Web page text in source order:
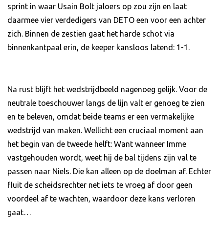
sprint in waar Usain Bolt jaloers op zou zijn en laat
daarmee vier verdedigers van DETO een voor een achter
zich. Binnen de zestien gaat het harde schot via
binnenkantpaal erin, de keeper kansloos latend: 1-1.
Na rust blijft het wedstrijdbeeld nagenoeg gelijk. Voor de
neutrale toeschouwer langs de lijn valt er genoeg te zien
en te beleven, omdat beide teams er een vermakelijke
wedstrijd van maken. Wellicht een cruciaal moment aan
het begin van de tweede helft: Want wanneer Imme
vastgehouden wordt, weet hij de bal tijdens zijn val te
passen naar Niels. Die kan alleen op de doelman af. Echter
fluit de scheidsrechter net iets te vroeg af door geen
voordeel af te wachten, waardoor deze kans verloren
gaat…